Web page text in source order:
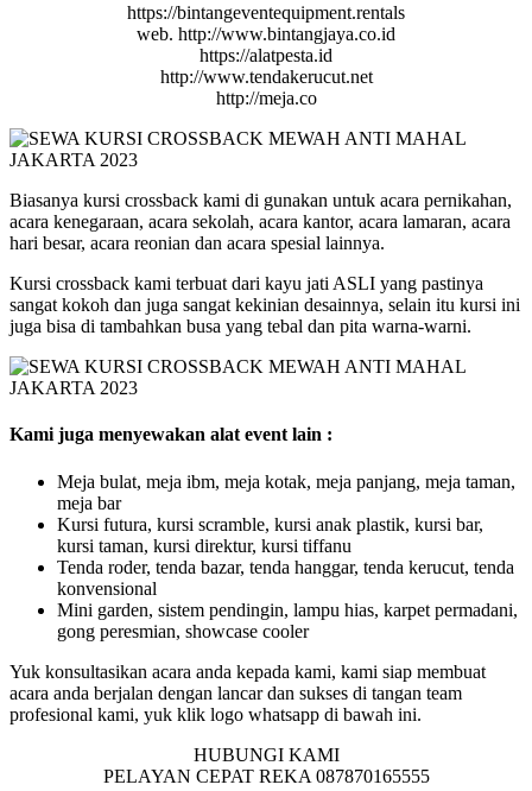
https://bintangeventequipment.rentals
web. http://www.bintangjaya.co.id
https://alatpesta.id
http://www.tendakerucut.net
http://meja.co
Biasanya kursi crossback kami di gunakan untuk acara pernikahan,
acara kenegaraan, acara sekolah, acara kantor, acara lamaran, acara
hari besar, acara reonian dan acara spesial lainnya.
Kursi crossback kami terbuat dari kayu jati ASLI yang pastinya
sangat kokoh dan juga sangat kekinian desainnya, selain itu kursi ini
juga bisa di tambahkan busa yang tebal dan pita warna-warni.
Kami juga menyewakan alat event lain :
Meja bulat, meja ibm, meja kotak, meja panjang, meja taman,
meja bar
Kursi futura, kursi scramble, kursi anak plastik, kursi bar,
kursi taman, kursi direktur, kursi tiffanu
Tenda roder, tenda bazar, tenda hanggar, tenda kerucut, tenda
konvensional
Mini garden, sistem pendingin, lampu hias, karpet permadani,
gong peresmian, showcase cooler
Yuk konsultasikan acara anda kepada kami, kami siap membuat
acara anda berjalan dengan lancar dan sukses di tangan team
profesional kami, yuk klik logo whatsapp di bawah ini.
HUBUNGI KAMI
PELAYAN CEPAT REKA 087870165555